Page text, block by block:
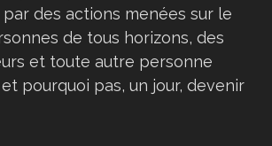
des actions menées sur le
de tous horizons, des
et toute autre personne
pourquoi pas, un jour, devenir